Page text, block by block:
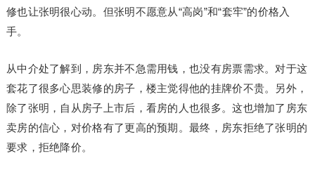
修也让张明很心动。但张明不愿意从“高岗”和“套牢”的价格入
手。
从中介处了解到，房东并不急需用钱，也没有房票需求。对于这
套花了很多心思装修的房子，楼主觉得他的挂牌价不贵。另外，
除了张明，自从房子上市后，看房的人也很多。这也增加了房东
卖房的信心，对价格有了更高的预期。最终，房东拒绝了张明的
要求，拒绝降价。